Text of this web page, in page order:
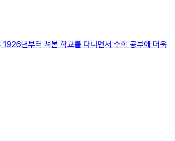
년부터 셔본 학교를 다니면서 수학 공부에 더욱